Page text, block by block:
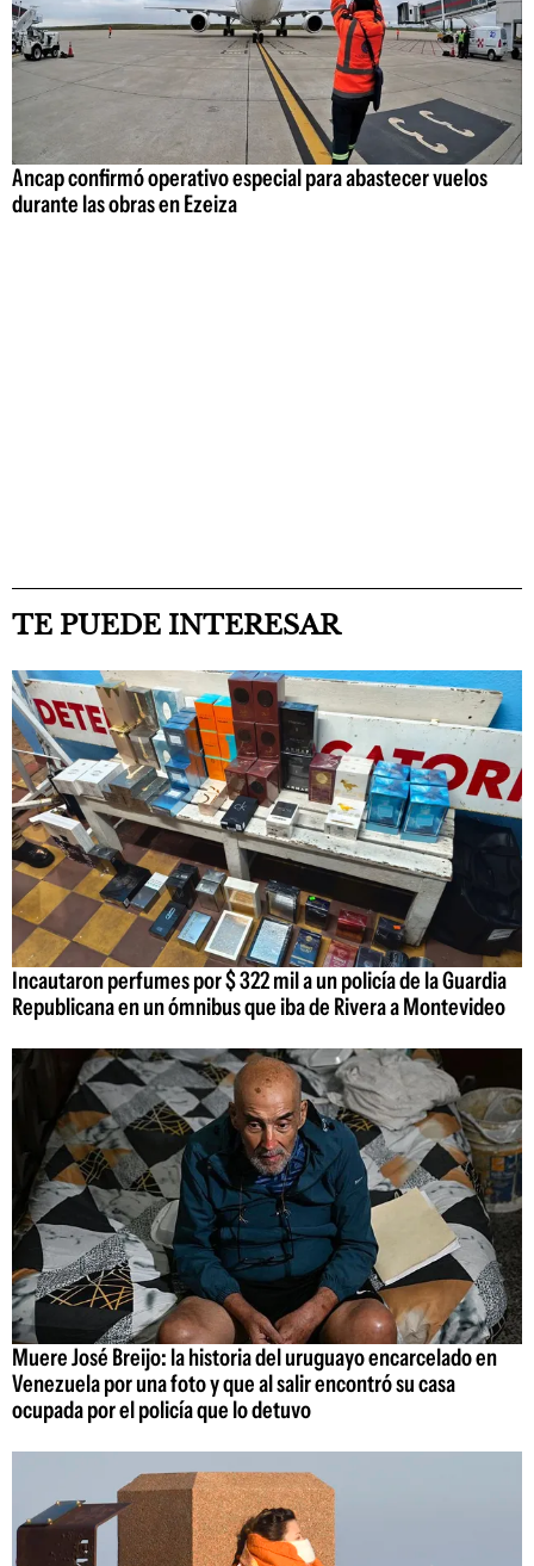
Ancap confirmó operativo especial para abastecer vuelos
durante las obras en Ezeiza
TE PUEDE INTERESAR
Incautaron perfumes por $ 322 mil a un policía de la Guardia
Republicana en un ómnibus que iba de Rivera a Montevideo
Muere José Breijo: la historia del uruguayo encarcelado en
Venezuela por una foto y que al salir encontró su casa
ocupada por el policía que lo detuvo